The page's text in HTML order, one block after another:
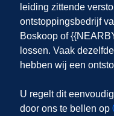
leiding zittende
ontstoppingsbedrijf
Boskoop of
lossen. Vaak
hebben wij een
U regelt dit
door ons te bellen op